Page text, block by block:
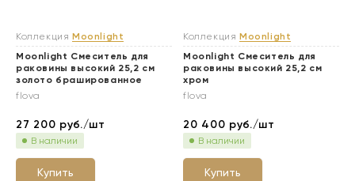
Коллекция Moonlight
Moonlight Смеситель для
раковины высокий 25,2 см
золото брашированное
flova
27 200 руб./шт
В наличии
Купить
Коллекция Moonlight
Moonlight Смеситель для
раковины высокий 25,2 см
хром
flova
20 400 руб./шт
В наличии
Купить